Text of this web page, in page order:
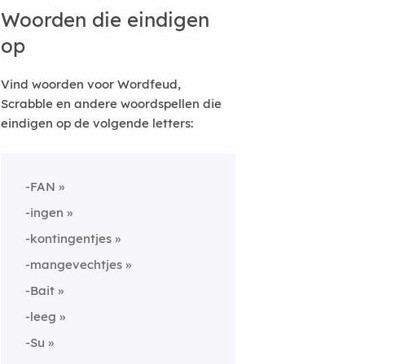
Woorden die eindigen
op
Vind woorden voor Wordfeud,
Scrabble en andere woordspellen die
eindigen op de volgende letters:
-FAN
-ingen
-kontingentjes
-mangevechtjes
-Bait
-leeg
-Su